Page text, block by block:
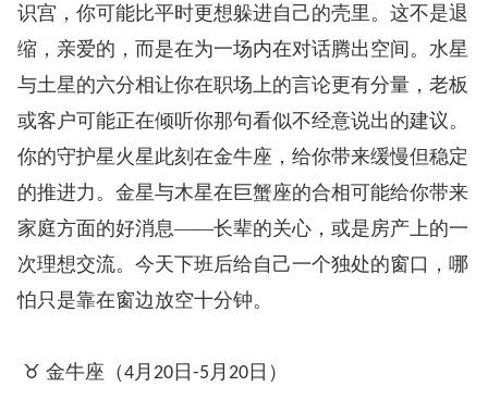
识宫，你可能比平时更想躲进自己的壳里。这不是退
缩，亲爱的，而是在为一场内在对话腾出空间。水星
与土星的六分相让你在职场上的言论更有分量，老板
或客户可能正在倾听你那句看似不经意说出的建议。
你的守护星火星此刻在金牛座，给你带来缓慢但稳定
的推进力。金星与木星在巨蟹座的合相可能给你带来
家庭方面的好消息——长辈的关心，或是房产上的一
次理想交流。今天下班后给自己一个独处的窗口，哪
怕只是靠在窗边放空十分钟。
♉ 金牛座（4 月 20日-5 月 20日）